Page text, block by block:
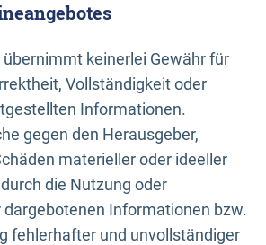
keinerlei Gewähr für
Vollständigkeit oder
Informationen.
gegen den Herausgeber,
materieller oder ideeller
die Nutzung oder
Informationen bzw.
fehlerhafter und unvollständiger